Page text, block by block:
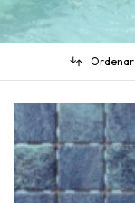
Ordenar